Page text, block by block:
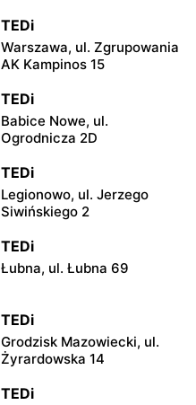
TEDi
Warszawa, ul. Zgrupowania
AK Kampinos 15
TEDi
Babice Nowe, ul.
Ogrodnicza 2D
TEDi
Legionowo, ul. Jerzego
Siwińskiego 2
TEDi
Łubna, ul. Łubna 69
TEDi
Grodzisk Mazowiecki, ul.
Żyrardowska 14
TEDi